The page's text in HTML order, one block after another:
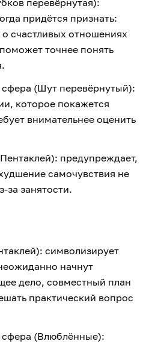
перевёрнутая):
придётся признать:
счастливых отношениях
точнее понять
(Шут перевёрнутый):
которое покажется
внимательнее оценить
предупреждает,
самочувствия не
за занятости.
символизирует
начнут
дело, совместный план
практический вопрос
(Влюблённые):